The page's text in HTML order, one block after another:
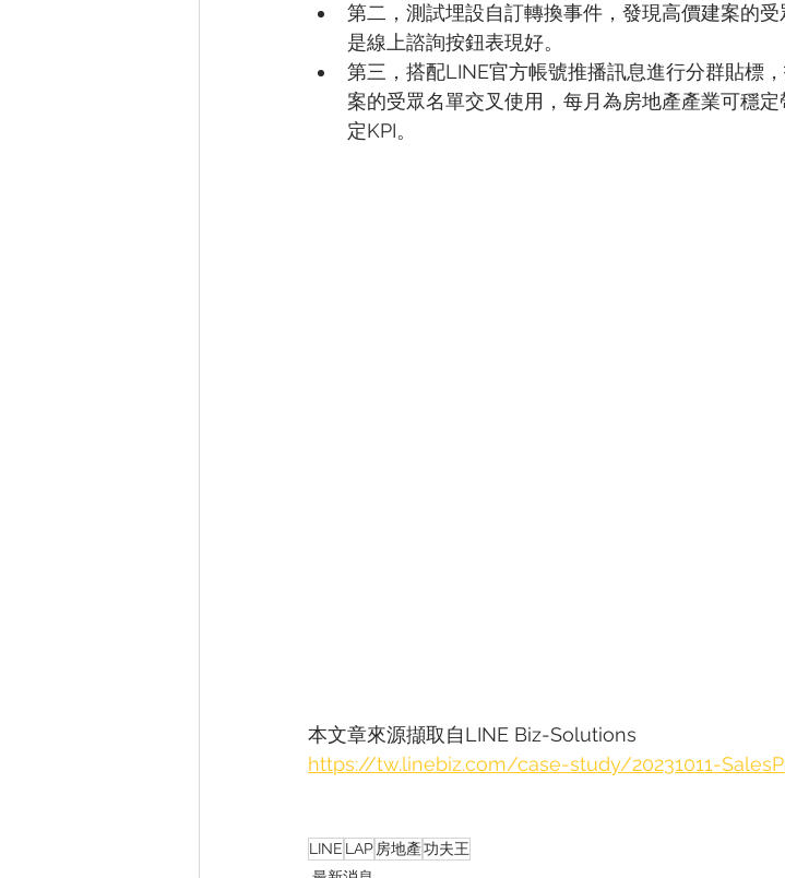
第二，測試埋設自訂轉換事件，發現高價建案的
是線上諮詢按鈕表現好。
第三，搭配LINE官方帳號推播訊息進行分群貼標
案的受眾名單交叉使用，每月為房地產產業可穩
定KPI。
本文章來源擷取自LINE Biz-Solutions
https://tw.linebiz.com/case-study/20231011-
LINE LAP 房地產功夫王